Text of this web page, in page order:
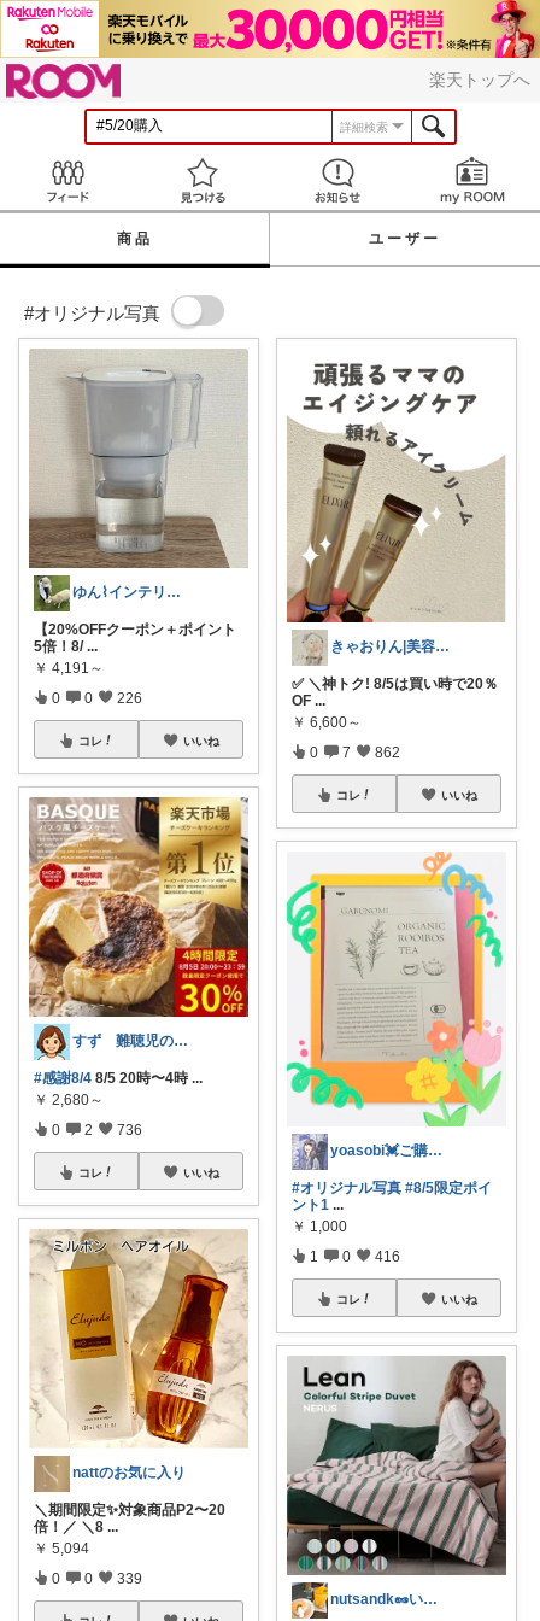
楽天トップへ
詳細検索
見つける お知らせ
商品 ユーザー
#オリジナル写真
ゆん⌇インテリアと生活雑貨がメイン🧸
【20%OFFクーポン＋ポイント
5倍！8/ ...
￥ 4,191～
0 0 226
コレ いいね
すず 難聴児のママ🦻
#感謝8/4 8/5 20時〜4時 ...
￥ 2,680～
0 2 736
コレ いいね
nattのお気に入り
＼期間限定✨対象商品P2〜20
倍！／ ＼8 ...
￥ 5,094
0 0 339
きゃおりん|美容好き3児ママ
✅ ＼神トク! 8/5は買い時で20％
OF ...
￥ 6,600～
0 7 862
コレ いいね
yoasobi💓ご購入感謝💓
#オリジナル写真 #8/5限定ポイ
ント1 ...
￥ 1,000
1 0 416
コレ いいね
nutsandk🥜いつも感謝です◡̈♡